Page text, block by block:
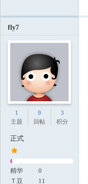
fly7
1
主题
9
回帖
3
积分
正式
精华
0
Ｔ豆
11